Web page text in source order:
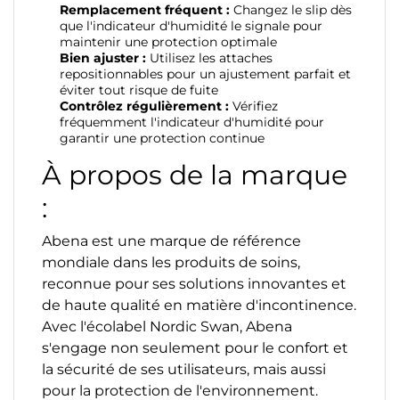
Remplacement fréquent : Changez le slip dès
que l'indicateur d'humidité le signale pour
maintenir une protection optimale
Bien ajuster : Utilisez les attaches
repositionnables pour un ajustement parfait et
éviter tout risque de fuite
Contrôlez régulièrement : Vérifiez
fréquemment l'indicateur d'humidité pour
garantir une protection continue
À propos de la marque
:
Abena est une marque de référence
mondiale dans les produits de soins,
reconnue pour ses solutions innovantes et
de haute qualité en matière d'incontinence.
Avec l'écolabel Nordic Swan, Abena
s'engage non seulement pour le confort et
la sécurité de ses utilisateurs, mais aussi
pour la protection de l'environnement.